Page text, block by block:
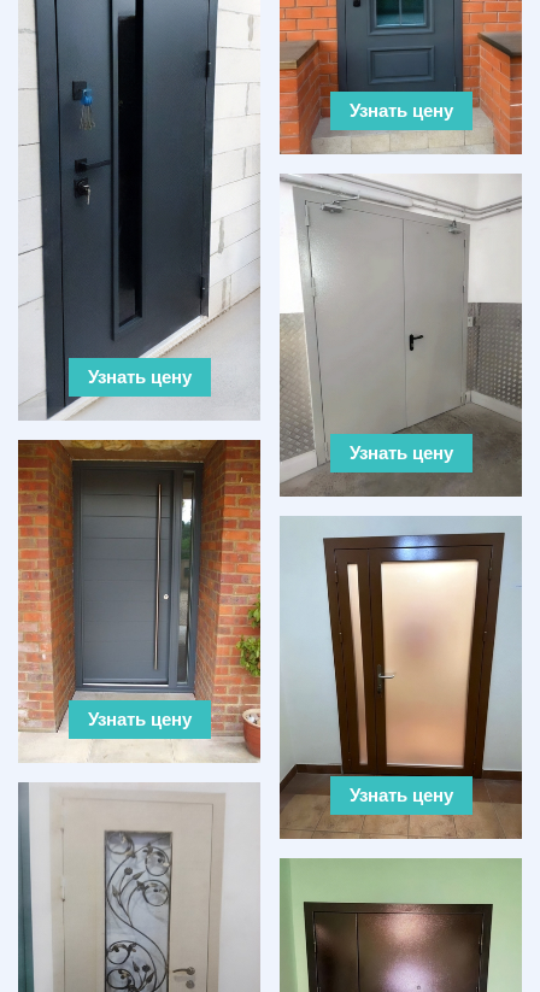
Узнать цену
Узнать цену
Узнать цену
Узнать цену
Узнать цену